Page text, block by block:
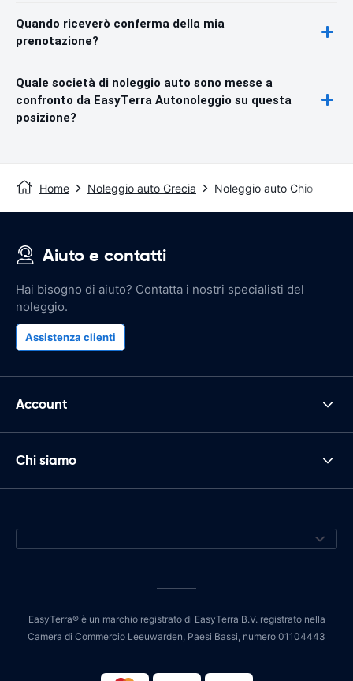
Quando riceverò conferma della mia
prenotazione?
Quale società di noleggio auto sono messe a
confronto da EasyTerra Autonoleggio su questa
posizione?
Home Noleggio auto Grecia Noleggio auto Chio
Aiuto e contatti
Hai bisogno di aiuto? Contatta i nostri specialisti del
noleggio.
Assistenza clienti
Account
Chi siamo
EasyTerra® è un marchio registrato di EasyTerra B.V. registrato nella
Camera di Commercio Leeuwarden, Paesi Bassi, numero 01104443